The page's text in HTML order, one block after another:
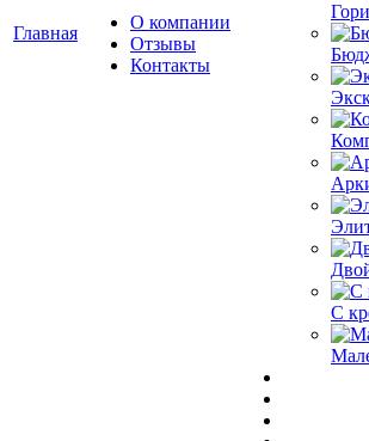
Главная
О компании
Отзывы
Контакты
С